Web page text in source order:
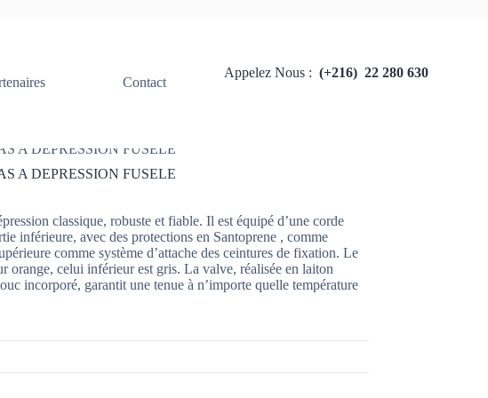
Contact
Appelez Nous : (+216) 22 280 630
A DEPRESSION FUSELE
A DEPRESSION FUSELE
classique, robuste et fiable. Il est équipé d’une corde
inférieure, avec des protections en Santoprene , comme
comme système d’attache des ceintures de fixation. Le
orange, celui inférieur est gris. La valve, réalisée en laiton
incorporé, garantit une tenue à n’importe quelle température